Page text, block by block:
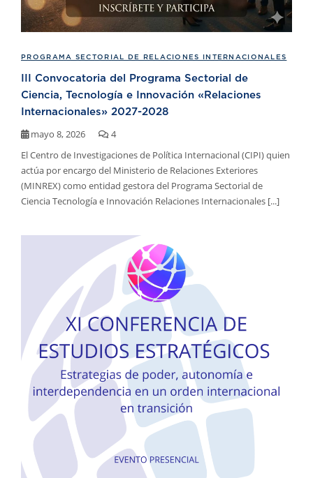
PROGRAMA SECTORIAL DE RELACIONES INTERNACIONALES
III Convocatoria del Programa Sectorial de
Ciencia, Tecnología e Innovación «Relaciones
Internacionales» 2027-2028
mayo 8, 2026
4
El Centro de Investigaciones de Política Internacional (CIPI) quien
actúa por encargo del Ministerio de Relaciones Exteriores
(MINREX) como entidad gestora del Programa Sectorial de
Ciencia Tecnología e Innovación Relaciones Internacionales [...]